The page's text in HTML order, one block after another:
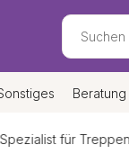
Beratung
für